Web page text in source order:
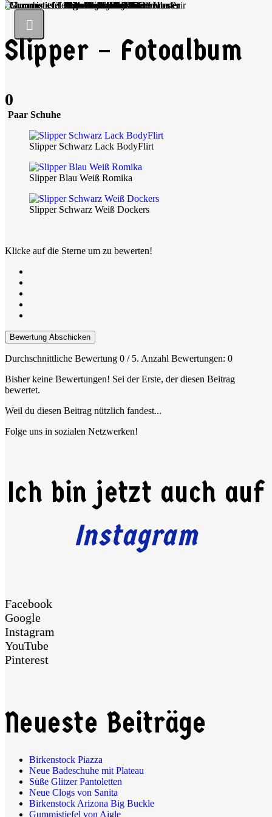
Slipper – Fotoalbum
0
Paar Schuhe
Slipper Schwarz Lack BodyFlirt
Slipper Blau Weiß Romika
Slipper Schwarz Weiß Dockers
Klicke auf die Sterne um zu bewerten!
Bewertung Abschicken
Durchschnittliche Bewertung 0 / 5. Anzahl Bewertungen: 0
Bisher keine Bewertungen! Sei der Erste, der diesen Beitrag
bewertet.
Weil du diesen Beitrag nützlich fandest...
Folge uns in sozialen Netzwerken!
Ich bin jetzt auch auf
Instagram
Facebook
Google
Instagram
YouTube
Pinterest
Neueste Beiträge
Birkenstock Piazza
Neue Badeschuhe mit Plateau
Süße Glitzer Pantoletten
Neue Clogs von Sanita
Birkenstock Arizona Big Buckle
Gummistiefel von Aigle